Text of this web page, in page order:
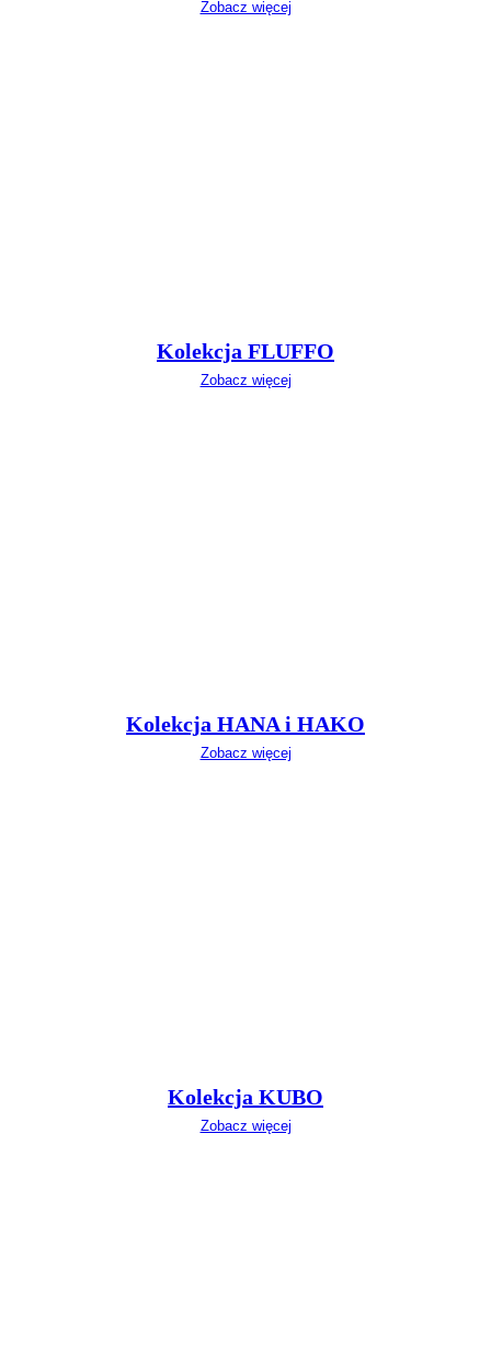
Zobacz więcej
Kolekcja FLUFFO
Zobacz więcej
Kolekcja HANA i HAKO
Zobacz więcej
Kolekcja KUBO
Zobacz więcej